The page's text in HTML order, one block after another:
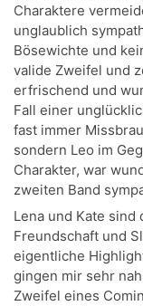
Charaktere
unglaublich
Bösewichte und
valide Zweifel und
erfrischend und
Fall einer
fast immer
sondern Leo im
Charakter, war
zweiten Band
Lena und Kate
Freundschaft und
eigentliche
gingen mir sehr
Zweifel eines